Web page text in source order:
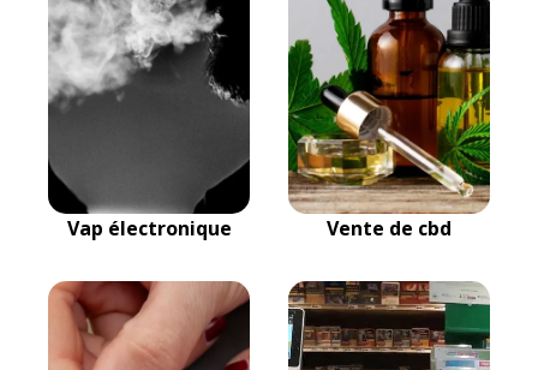
Vap électronique Vente de cbd